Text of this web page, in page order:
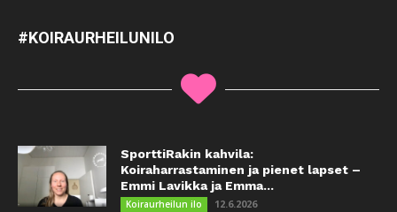
#KOIRAURHEILUNILO
SporttiRakin kahvila:
Koiraharrastaminen ja pienet lapset –
Emmi Lavikka ja Emma...
Koiraurheilun ilo 12.6.2026